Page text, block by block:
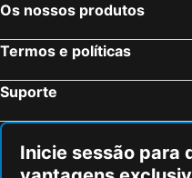
Os nossos produtos
Termos e políticas
Suporte
Inicie sessão para